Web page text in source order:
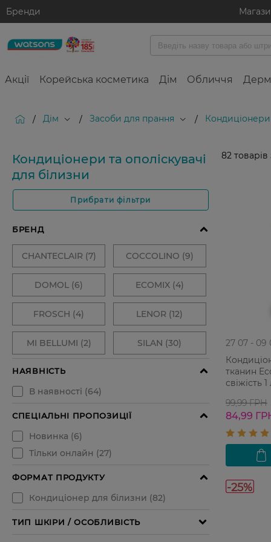
Бренди
Акції Корейська косметика Дім Обличчя
/ Дім / Засоби для прання / Кондиціонери
Кондиціонери та ополіскувачі
для білизни
Прибрати фільтри
82
27 07 - 09
тканин
свіжість 1
99,99 ГРН
84,99
-25%